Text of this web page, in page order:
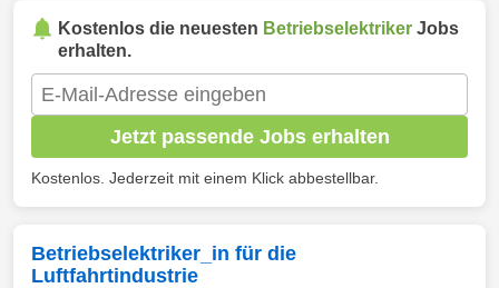
Kostenlos die neuesten Betriebselektriker Jobs
erhalten.
Jetzt passende Jobs erhalten
Kostenlos. Jederzeit mit einem Klick abbestellbar.
Betriebselektriker_in für die
Luftfahrtindustrie